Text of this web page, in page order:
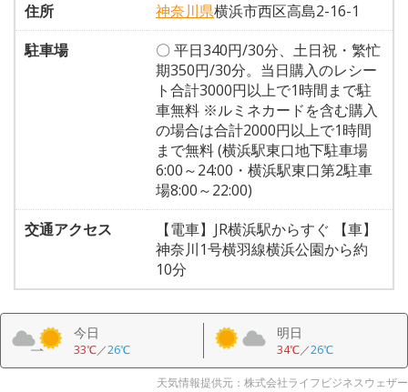
住所
神奈川県横浜市西区高島2-16-1
駐車場
〇 平日340円/30分、土日祝・繁忙
期350円/30分。当日購入のレシー
ト合計3000円以上で1時間まで駐
車無料 ※ルミネカードを含む購入
の場合は合計2000円以上で1時間
まで無料 (横浜駅東口地下駐車場
6:00～24:00・横浜駅東口第2駐車
場8:00～22:00)
交通アクセス
【電車】JR横浜駅からすぐ 【車】
神奈川1号横羽線横浜公園から約
10分
今日
33℃／26℃
明日
34℃／26℃
天気情報提供元：株式会社ライフビジネスウェザー